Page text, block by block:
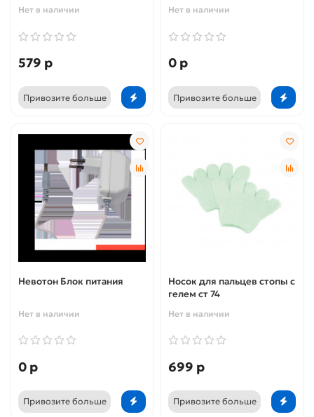
Нет в наличии
579 р
Привозите больше
Нет в наличии
0 р
Привозите больше
Невотон Блок питания
Нет в наличии
0 р
Привозите больше
Носок для пальцев стопы с
гелем ст 74
Нет в наличии
699 р
Привозите больше